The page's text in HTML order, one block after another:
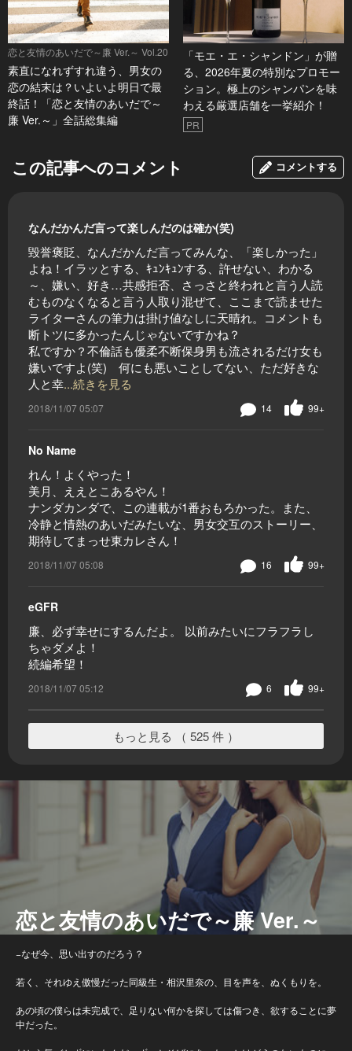
恋と友情のあいだで～廉 Ver.～ Vol.20
素直になれずすれ違う、男女の
恋の結末は？いよいよ明日で最
終話！「恋と友情のあいだで～
廉 Ver.～」全話総集編
「モエ・エ・シャンドン」が贈
る、2026年夏の特別なプロモー
ション。極上のシャンパンを味
わえる厳選店舗を一挙紹介！
PR
この記事へのコメント コメントする
なんだかんだ言って楽しんだのは確か(笑)
毀誉褒貶、なんだかんだ言ってみんな、「楽しかった」
よね！イラッとする、ｷｭﾝｷｭﾝする、許せない、わかる
～、嫌い、好き…共感拒否、さっさと終われと言う人読
むものなくなると言う人取り混ぜて、ここまで読ませた
ライターさんの筆力は掛け値なしに天晴れ。コメントも
断トツに多かったんじゃないですかね？
私ですか？不倫話も優柔不断保身男も流されるだけ女も
嫌いですよ(笑) 何にも悪いことしてない、ただ好きな
人と幸...続きを見る
2018/11/07 05:07 99+
14
No Name
れん！よくやった！
美月、ええとこあるやん！
ナンダカンダで、この連載が1番おもろかった。また、
冷静と情熱のあいだみたいな、男女交互のストーリー、
期待してまっせ東カレさん！
2018/11/07 05:08 99+
16
eGFR
廉、必ず幸せにするんだよ。 以前みたいにフラフラし
ちゃダメよ！
続編希望！
2018/11/07 05:12 99+
6
もっと見る （ 525 件 ）
恋と友情のあいだで～廉 Ver.～
−なぜ今、思い出すのだろう？
若く、それゆえ傲慢だった同級生・相沢里奈の、目を声を、ぬくもりを。
あの頃の僕らは未完成で、足りない何かを探しては傷つき、欲することに夢
中だった。